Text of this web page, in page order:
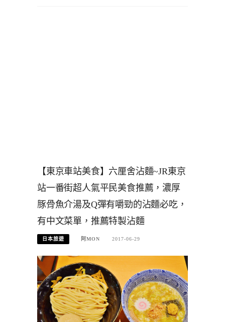
【東京車站美食】六厘舍沾麵~JR東京
站一番街超人氣平民美食推薦，濃厚
豚骨魚介湯及Q彈有嚼勁的沾麵必吃，
有中文菜單，推薦特製沾麵
日本旅遊 阿MON 2017-06-29